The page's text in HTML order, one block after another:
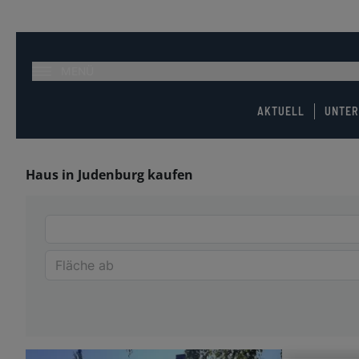
AKTUELL
Haus in Judenburg kaufen